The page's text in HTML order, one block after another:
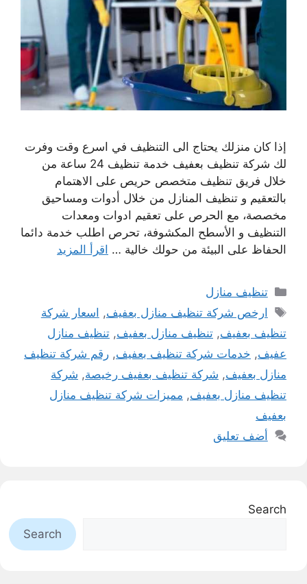
إذا كان منزلك يحتاج الى التنظيف في اسرع وقت وفرت
لك شركة تنظيف بعفيف خدمة تنظيف 24 ساعة من
خلال فريق تنظيف متخصص حريص على الاهتمام
بالتعقيم و تنظيف المنازل من خلال أدوات ومساحيق
مخصصة، مع الحرص على تعقيم ادوات ومعدات
التنظيف و الأسطح المكشوفة، تحرص اطلب خدمة دائما
الحفاظ على البيئة من حولك خالية … اقرأ المزيد
التصنيفات
تنظيف منازل
الوسوم
ارخص شركة تنظيف منازل بعفيف, اسعار شركة
تنظيف بعفيف, تنظيف منازل بعفيف, تنظيف منازل
عفيف, خدمات شركة تنظيف بعفيف, رقم شركة تنظيف
منازل بعفيف, شركة تنظيف بعفيف رخيصة, شركة
تنظيف منازل بعفيف, مميزات شركة تنظيف منازل
بعفيف
أضف تعليق
Search
Search